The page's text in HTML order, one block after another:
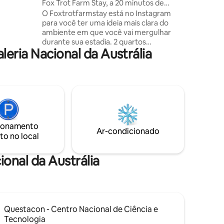
dos
Fox Trot Farm Stay, a 20 minutos de
Canberra cbd
O Foxtrotfarmstay está no Instagram
para você ter uma ideia mais clara do
ambiente em que você vai mergulhar
durante sua estadia. 2 quartos
espaçosos, um banheiro de luxo com
banheira independente e uma bela
incríveis com nossas belas vacas
Longhorn do Texas, Jimmy e Rusty, ou
dê uma volta pela propriedade e explore.
Cobertores elétricos em todas as camas
raposas 🦊 em movimento.
Nacional da Austrália
no local
Ar-condicionado
da Austrália
Questacon - Centro Nacional de Ciência e
Tecnologia